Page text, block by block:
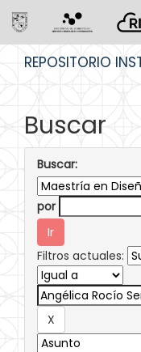
REPOSITORIO
Buscar
Buscar:
por
Filtros actuales: